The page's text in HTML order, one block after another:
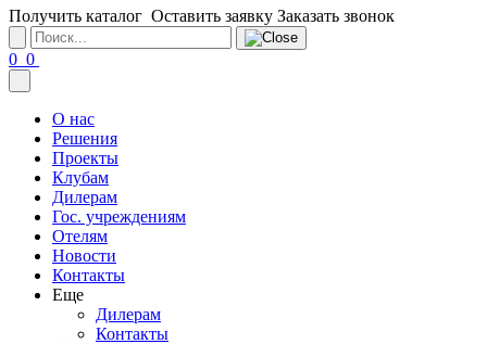
Получить каталог Оставить заявку Заказать звонок
0 0
О нас
Решения
Проекты
Клубам
Дилерам
Гос. учреждениям
Отелям
Новости
Контакты
Еще
Дилерам
Контакты